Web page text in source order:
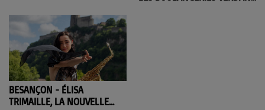
BESANÇON - ÉLISA
TRIMAILLE, LA NOUVELLE